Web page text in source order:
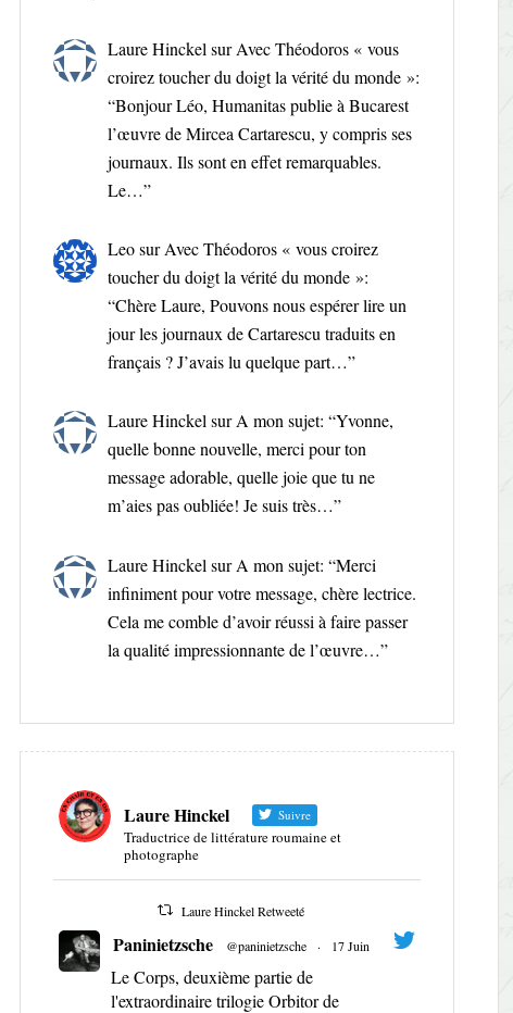
Laure Hinckel surAvec Théodoros « vous
croirez toucher du doigt la vérité du monde »:
“Bonjour Léo, Humanitas publie à Bucarest
l’œuvre de Mircea Cartarescu, y compris ses
journaux. Ils sont en effet remarquables.
Le…”
LeosurAvec Théodoros « vous croirez
toucher du doigt la vérité du monde »:
“Chère Laure, Pouvons nous espérer lire un
jour les journaux de Cartarescu traduits en
français ? J’avais lu quelque part…”
Laure HinckelsurA mon sujet: “Yvonne,
quelle bonne nouvelle, merci pour ton
message adorable, quelle joie que tu ne
m’aies pas oubliée! Je suis très…”
Laure Hinckel surA mon sujet: “Merci
infiniment pour votre message, chère lectrice.
Cela me comble d’avoir réussi à faire passer
la qualité impressionnante de l’œuvre…”
Laure Hinckel Suivre
Traductrice de littérature roumaine et
photographe
Laure Hinckel Retweeté
Paninietzsche @paninietzsche · 17 Juin
Le Corps, deuxième partie de
l'extraordinaire trilogie Orbitor de